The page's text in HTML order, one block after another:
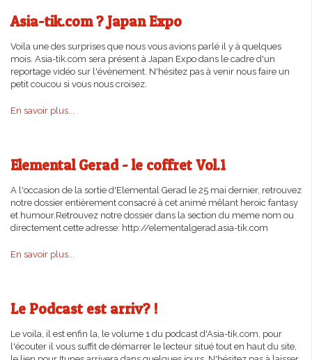
Asia-tik.com ? Japan Expo
Voila une des surprises que nous vous avions parlé il y à quelques
mois. Asia-tik.com sera présent à Japan Expo dans le cadre d'un
reportage vidéo sur l'évènement. N'hésitez pas à venir nous faire un
petit coucou si vous nous croisez.
En savoir plus...
Elemental Gerad - le coffret Vol.1
A l'occasion de la sortie d'Elemental Gerad le 25 mai dernier, retrouvez
notre dossier entièrement consacré à cet animé mêlant heroic fantasy
et humour.Retrouvez notre dossier dans la section du meme nom ou
directement cette adresse: http://elementalgerad.asia-tik.com
En savoir plus...
Le Podcast est arriv? !
Le voila, il est enfin la, le volume 1 du podcast d'Asia-tik.com, pour
l'écouter il vous suffit de démarrer le lecteur situé tout en haut du site,